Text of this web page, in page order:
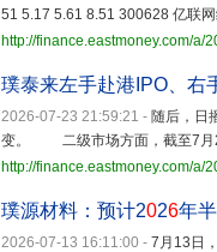
51 5.17 5.61 8.51 300628 亿联
http://finance.eastmoney.com/a/
璞泰来左手赴港IPO、右
2026-07-23 21:59:21 - 随后，日
变。 二级市场方面，截至7月
http://finance.eastmoney.com/a/
璞源材料：预计2026年
2026-07-13 16:11:00 - 7月13日